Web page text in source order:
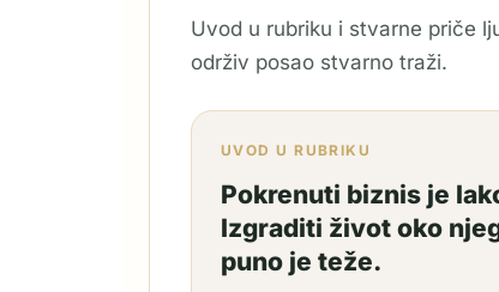
Uvod u rubriku i stvarne priče
održiv posao stvarno traži.
UVOD U RUBRIKU
Pokrenuti biznis je
Izgraditi život oko
puno je teže.